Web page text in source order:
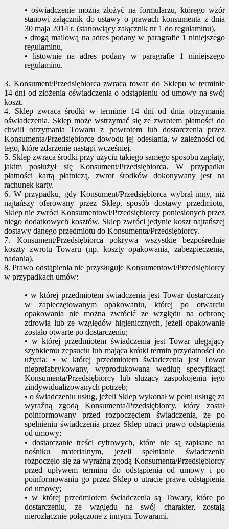
• oświadczenie można złożyć na formularzu, którego wzór
stanowi załącznik do ustawy o prawach konsumenta z dnia
30 maja 2014 r. (stanowiący załącznik nr 1 do regulaminu),
• drogą mailową na adres podany w paragrafie 1 niniejszego
regulaminu,
• listownie na adres podany w paragrafie 1 niniejszego
regulaminu.
3. Konsument/Przedsiębiorca zwraca towar do Sklepu w terminie
14 dni od złożenia oświadczenia o odstąpieniu od umowy na swój
koszt.
4. Sklep zwraca środki w terminie 14 dni od dnia otrzymania
oświadczenia. Sklep może wstrzymać się ze zwrotem płatności do
chwili otrzymania Towaru z powrotem lub dostarczenia przez
Konsumenta/Przedsiębiorce dowodu jej odesłania, w zależności od
tego, które zdarzenie nastąpi wcześniej.
5. Sklep zwraca środki przy użyciu takiego samego sposobu zapłaty,
jakim posłużył się Konsument/Przedsiębiorca. W przypadku
płatności kartą płatniczą, zwrot środków dokonywany jest na
rachunek karty.
6. W przypadku, gdy Konsument/Przedsiębiorca wybrał inny, niż
najtańszy oferowany przez Sklep, sposób dostawy przedmiotu,
Sklep nie zwróci Konsumentowi/Przedsiębiorcy poniesionych przez
niego dodatkowych kosztów. Sklep zwróci jedynie koszt najtańszej
dostawy danego przedmiotu do Konsumenta/Przedsiębiorcy.
7. Konsument/Przedsiębiorca pokrywa wszystkie bezpośrednie
koszty zwrotu Towaru (np. koszty opakowania, zabezpieczenia,
nadania).
8. Prawo odstąpienia nie przysługuje Konsumentowi/Przedsiębiorcy
w przypadkach umów:
• w której przedmiotem świadczenia jest Towar dostarczany
w zapieczętowanym opakowaniu, której po otwarciu
opakowania nie można zwrócić ze względu na ochronę
zdrowia lub ze względów higienicznych, jeżeli opakowanie
zostało otwarte po dostarczeniu;
• w której przedmiotem świadczenia jest Towar ulegający
szybkiemu zepsuciu lub mająca krótki termin przydatności do
użycia; • w której przedmiotem świadczenia jest Towar
nieprefabrykowany, wyprodukowana według specyfikacji
Konsumenta/Przedsiębiorcy lub służący zaspokojeniu jego
zindywidualizowanych potrzeb;
• o świadczeniu usług, jeżeli Sklep wykonał w pełni usługę za
wyraźną zgodą Konsumenta/Przedsiębiorcy, który został
poinformowany przed rozpoczęciem świadczenia, że po
spełnieniu świadczenia przez Sklep utraci prawo odstąpienia
od umowy;
• dostarczanie treści cyfrowych, które nie są zapisane na
nośniku materialnym, jeżeli spełnianie świadczenia
rozpoczęło się za wyraźną zgodą Konsumenta/Przedsiębiorcy
przed upływem terminu do odstąpienia od umowy i po
poinformowaniu go przez Sklep o utracie prawa odstąpienia
od umowy;
• w której przedmiotem świadczenia są Towary, które po
dostarczeniu, ze względu na swój charakter, zostają
nierozłącznie połączone z innymi Towarami.